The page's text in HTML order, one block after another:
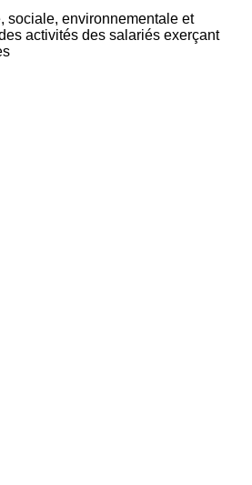
sociale, environnementale et
activités des salariés exerçant